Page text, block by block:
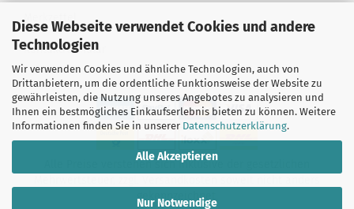
Diese Webseite verwendet Cookies und andere
Technologien
Wir verwenden Cookies und ähnliche Technologien, auch von
Drittanbietern, um die ordentliche Funktionsweise der Website zu
gewährleisten, die Nutzung unseres Angebotes zu analysieren und
Ihnen ein bestmögliches Einkaufserlebnis bieten zu können. Weitere
Informationen finden Sie in unserer Datenschutzerklärung.
Alle Akzeptieren
Nur Notwendige
Merkzettel
Kontaktformular
Alle Preise verstehen sich inklusive der gesetzlichen
gekennzeichnet.